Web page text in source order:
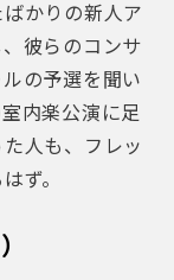
かりの新人ア
彼らのコンサ
の予選を聞い
内楽公演に足
人も、フレッ
ず。